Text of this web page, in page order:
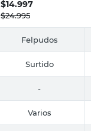
$14.997
$24.995
Felpudos
Surtido
-
Varios